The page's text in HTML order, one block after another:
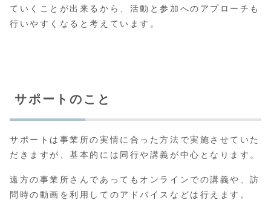
ていくことが出来るから、活動と参加へのアプローチも
行いやすくなると考えています。
サポートのこと
サポートは事業所の実情に合った方法で実施させていた
だきますが、基本的には同行や講義が中心となります。
遠方の事業所さんであってもオンラインでの講義や、訪
問時の動画を利用してのアドバイスなどは行えます。